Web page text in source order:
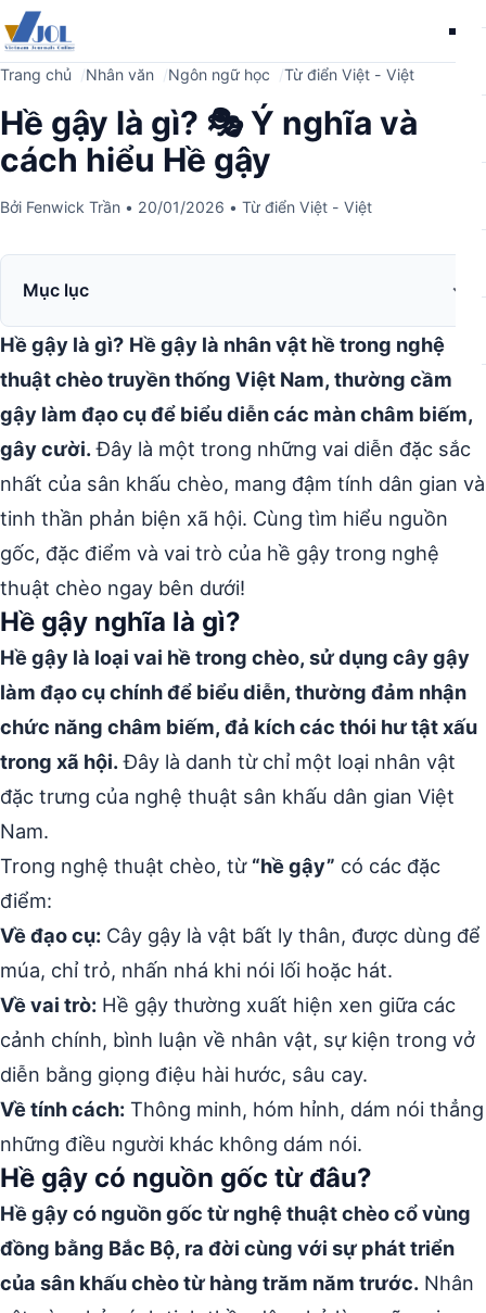
Trang chủ Nhân văn Ngôn ngữ học Từ điển Việt - Việt
Hề gậy là gì? 🎭 Ý nghĩa và
cách hiểu Hề gậy
Bởi Fenwick Trần • 20/01/2026 • Từ điển Việt - Việt
Mục lục
Hề gậy là gì? Hề gậy là nhân vật hề trong nghệ
thuật chèo truyền thống Việt Nam, thường cầm
gậy làm đạo cụ để biểu diễn các màn châm biếm,
gây cười.Đây là một trong những vai diễn đặc sắc
nhất của sân khấu chèo, mang đậm tính dân gian và
tinh thần phản biện xã hội. Cùng tìm hiểu nguồn
gốc, đặc điểm và vai trò của hề gậy trong nghệ
thuật chèo ngay bên dưới!
Hề gậy nghĩa là gì?
Hề gậy là loại vai hề trong chèo, sử dụng cây gậy
làm đạo cụ chính để biểu diễn, thường đảm nhận
chức năng châm biếm, đả kích các thói hư tật xấu
trong xã hội.Đây là danh từ chỉ một loại nhân vật
đặc trưng của nghệ thuật sân khấu dân gian Việt
Nam.
Trong nghệ thuật chèo, từ “hề gậy” có các đặc
điểm:
Về đạo cụ: Cây gậy là vật bất ly thân, được dùng để
múa, chỉ trỏ, nhấn nhá khi nói lối hoặc hát.
Về vai trò: Hề gậy thường xuất hiện xen giữa các
cảnh chính, bình luận về nhân vật, sự kiện trong vở
diễn bằng giọng điệu hài hước, sâu cay.
Về tính cách: Thông minh, hóm hỉnh, dám nói thẳng
những điều người khác không dám nói.
Hề gậy có nguồn gốc từ đâu?
Hề gậy có nguồn gốc từ nghệ thuật chèo cổ vùng
đồng bằng Bắc Bộ, ra đời cùng với sự phát triển
của sân khấu chèo từ hàng trăm năm trước. Nhân